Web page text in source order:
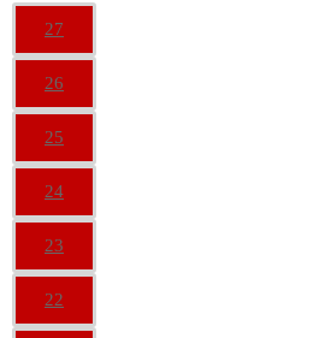
27
26
25
24
23
22